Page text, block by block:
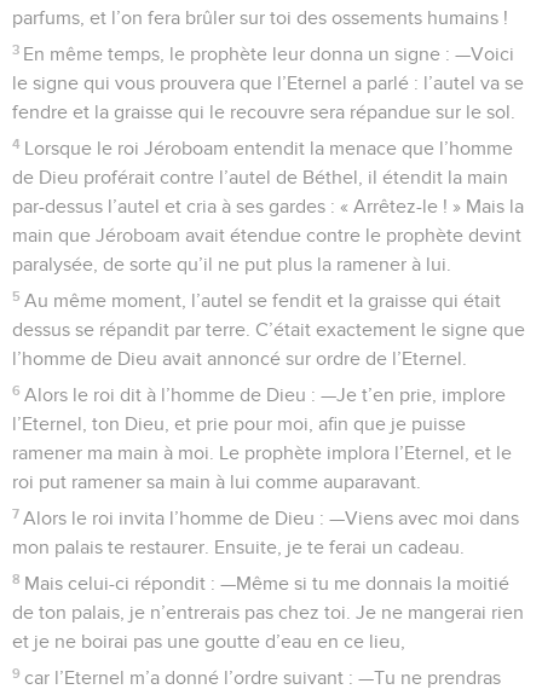
parfums, et l’on fera brûler sur toi des ossements humains !
3 En même temps, le prophète leur donna un signe : —Voici
le signe qui vous prouvera que l’Eternel a parlé : l’autel va se
fendre et la graisse qui le recouvre sera répandue sur le sol.
4 Lorsque le roi Jéroboam entendit la menace que l’homme
de Dieu proférait contre l’autel de Béthel, il étendit la main
par-dessus l’autel et cria à ses gardes : « Arrêtez-le ! » Mais la
main que Jéroboam avait étendue contre le prophète devint
paralysée, de sorte qu’il ne put plus la ramener à lui.
5 Au même moment, l’autel se fendit et la graisse qui était
dessus se répandit par terre. C’était exactement le signe que
l’homme de Dieu avait annoncé sur ordre de l’Eternel.
6 Alors le roi dit à l’homme de Dieu : —Je t’en prie, implore
l’Eternel, ton Dieu, et prie pour moi, afin que je puisse
ramener ma main à moi. Le prophète implora l’Eternel, et le
roi put ramener sa main à lui comme auparavant.
7 Alors le roi invita l’homme de Dieu : —Viens avec moi dans
mon palais te restaurer. Ensuite, je te ferai un cadeau.
8 Mais celui-ci répondit : —Même si tu me donnais la moitié
de ton palais, je n’entrerais pas chez toi. Je ne mangerai rien
et je ne boirai pas une goutte d’eau en ce lieu,
9 car l’Eternel m’a donné l’ordre suivant : —Tu ne prendras